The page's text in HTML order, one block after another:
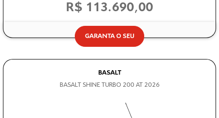
R$ 113.690,00
GARANTA O SEU
BASALT
BASALT SHINE TURBO 200 AT 2026